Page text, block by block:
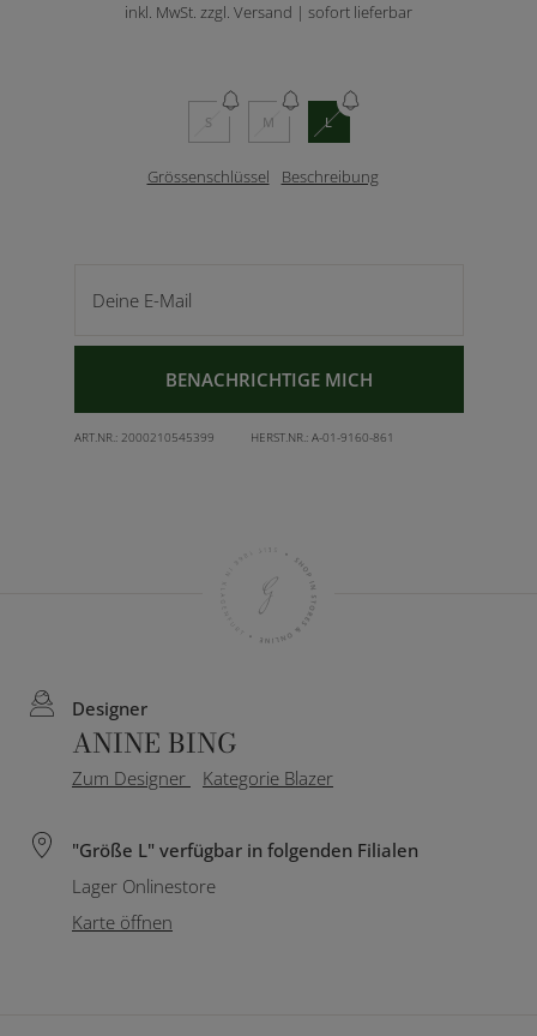
inkl. MwSt. zzgl. Versand | sofort lieferbar
S M L
Grössenschlüssel Beschreibung
BENACHRICHTIGE MICH
ART.NR.: 2000210545399 HERST.NR.: A-01-9160-861
Designer
ANINE BING
Zum Designer Kategorie Blazer
"Größe L" verfügbar in folgenden Filialen
Lager Onlinestore
Karte öffnen